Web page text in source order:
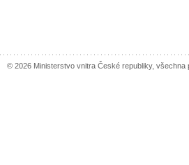
© 2026 Ministerstvo vnitra České republiky, všechna